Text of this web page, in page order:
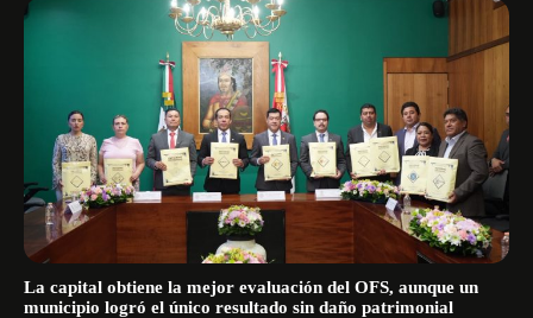
La capital obtiene la mejor evaluación del OFS, aunque un
municipio logró el único resultado sin daño patrimonial